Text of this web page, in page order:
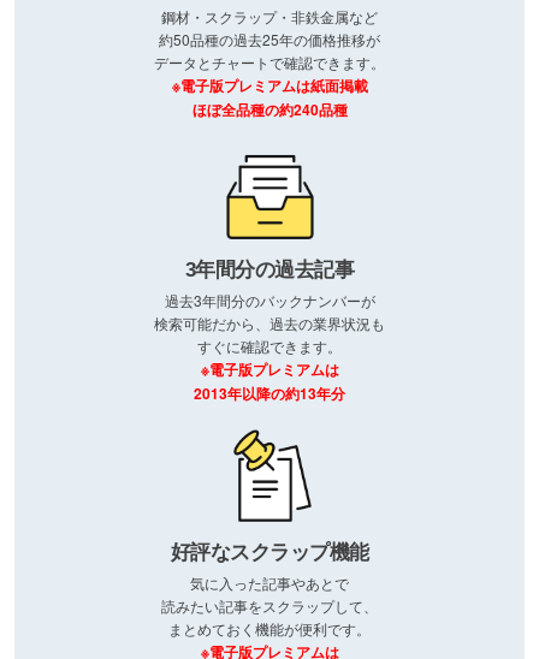
鋼材・スクラップ・非鉄金属など
約50品種の過去25年の価格推移が
データとチャートで確認できます。
※電子版プレミアムは紙面掲載
ほぼ全品種の約240品種
3年間分の過去記事
過去3年間分のバックナンバーが
検索可能だから、過去の業界状況も
すぐに確認できます。
※電子版プレミアムは
2013年以降の約13年分
好評なスクラップ機能
気に入った記事やあとで
読みたい記事をスクラップして、
まとめておく機能が便利です。
※電子版プレミアムは